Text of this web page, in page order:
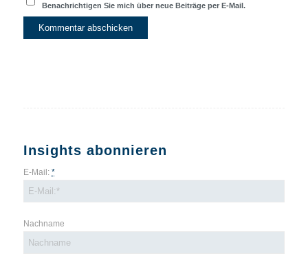
Benachrichtigen Sie mich über neue Beiträge per E-Mail.
Insights abonnieren
E-Mail: *
Nachname